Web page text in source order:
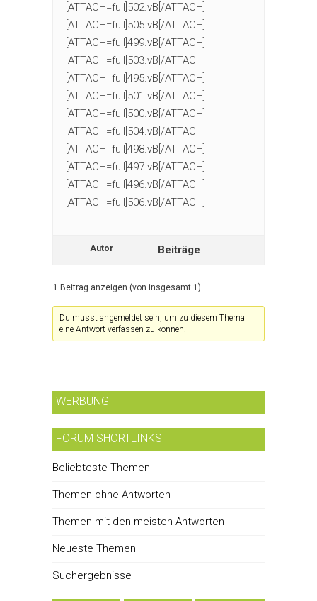
[ATTACH=full]502.vB[/ATTACH]
[ATTACH=full]505.vB[/ATTACH]
[ATTACH=full]499.vB[/ATTACH]
[ATTACH=full]503.vB[/ATTACH]
[ATTACH=full]495.vB[/ATTACH]
[ATTACH=full]501.vB[/ATTACH]
[ATTACH=full]500.vB[/ATTACH]
[ATTACH=full]504.vB[/ATTACH]
[ATTACH=full]498.vB[/ATTACH]
[ATTACH=full]497.vB[/ATTACH]
[ATTACH=full]496.vB[/ATTACH]
[ATTACH=full]506.vB[/ATTACH]
Autor Beiträge
1 Beitrag anzeigen (von insgesamt 1)
Du musst angemeldet sein, um zu diesem Thema
eine Antwort verfassen zu können.
WERBUNG
FORUM SHORTLINKS
Beliebteste Themen
Themen ohne Antworten
Themen mit den meisten Antworten
Neueste Themen
Suchergebnisse